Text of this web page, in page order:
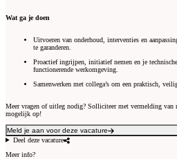
Wat ga je doen
Uitvoeren van onderhoud, interventies en
te garanderen.
Proactief ingrijpen, initiatief nemen en je
functionerende werkomgeving.
Samenwerken met collega’s om een praktisch,
Meer vragen of uitleg nodig? Solliciteer met vermelding van
mogelijk op!
Meld je aan voor deze vacature
Deel deze vacature
Meer info?